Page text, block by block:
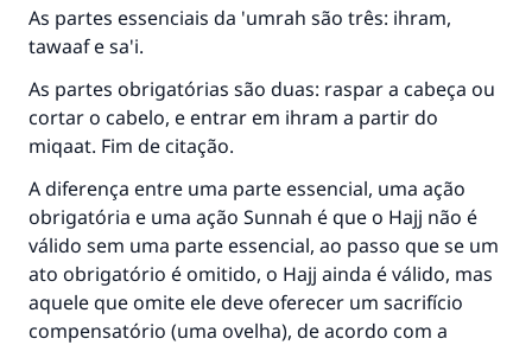
As partes essenciais da 'umrah são três: ihram,
tawaaf e sa'i.
As partes obrigatórias são duas: raspar a cabeça ou
cortar o cabelo, e entrar em ihram a partir do
miqaat. Fim de citação.
A diferença entre uma parte essencial, uma ação
obrigatória e uma ação Sunnah é que o Hajj não é
válido sem uma parte essencial, ao passo que se um
ato obrigatório é omitido, o Hajj ainda é válido, mas
aquele que omite ele deve oferecer um sacrifício
compensatório (uma ovelha), de acordo com a